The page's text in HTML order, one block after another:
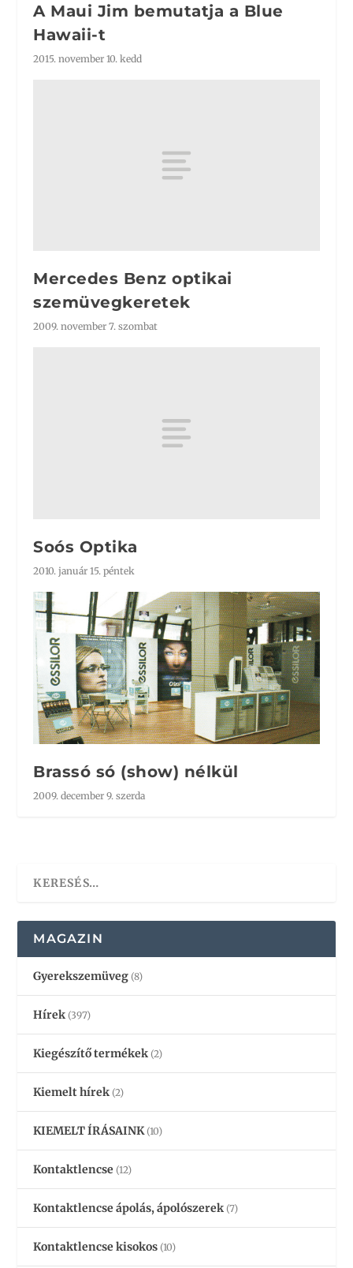
A Maui Jim bemutatja a Blue
Hawaii-t
2015. november 10. kedd
Mercedes Benz optikai
szemüvegkeretek
2009. november 7. szombat
Soós Optika
2010. január 15. péntek
Brassó só (show) nélkül
2009. december 9. szerda
MAGAZIN
Gyerekszemüveg (8)
Hírek (397)
Kiegészítő termékek (2)
Kiemelt hírek (2)
KIEMELT ÍRÁSAINK (10)
Kontaktlencse (12)
Kontaktlencse ápolás, ápolószerek (7)
Kontaktlencse kisokos (10)